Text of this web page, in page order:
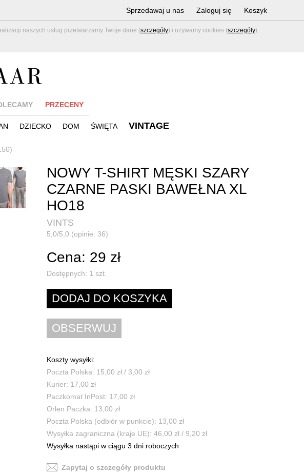
naszych usług przetwarzamy Twoje dane (szczegóły) i używamy cookies (szczegóły).
Sprzedawaj u nas Zaloguj się Koszyk
PRZECENY
DZIECKO DOM ŚWIĘTA VINTAGE
NOWY T-SHIRT MĘSKI SZARY
CZARNE PASKI BAWEŁNA XL
HO18
VINTS
5,0/5,0 (opinie: 36)
Cena: 29 zł
Dostępnych: 1 szt.
Koszty wysyłki:
Poczta Polska: 15,00 zł / 3,00 zł
Kurier: 17,00 zł
Paczkomat InPost: 17,00 zł
Orlen Paczka: 13,00 zł
Poczta Polska (odbiór w punkcie): 13,00 zł
Wysyłka zagraniczna (kraje UE): 46,00 zł / 9,20 zł
Wysyłka nastąpi w ciągu 3 dni roboczych
Zapytaj o szczegóły produktu